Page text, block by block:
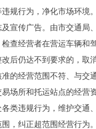
规行为，净化市场环境
宣传广告。由市交通局
查经营者在营运车辆和
后仍达不到要求的，取
的经营范围不符、与交
场所和托运站点的经营
类违规行为，维护交通
，纠正超范围经营行为